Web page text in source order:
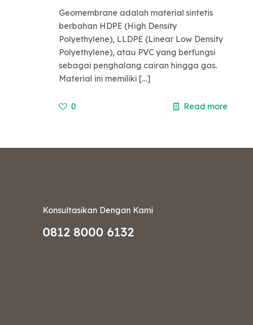
Geomembrane adalah material sintetis
berbahan HDPE (High Density
Polyethylene), LLDPE (Linear Low Density
Polyethylene), atau PVC yang berfungsi
sebagai penghalang cairan hingga gas.
Material ini memiliki […]
0 Read more
Konsultasikan Dengan Kami
0812 8000 6132